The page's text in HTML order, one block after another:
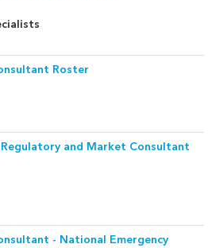
Roster
and Market Consultant
- National Emergency